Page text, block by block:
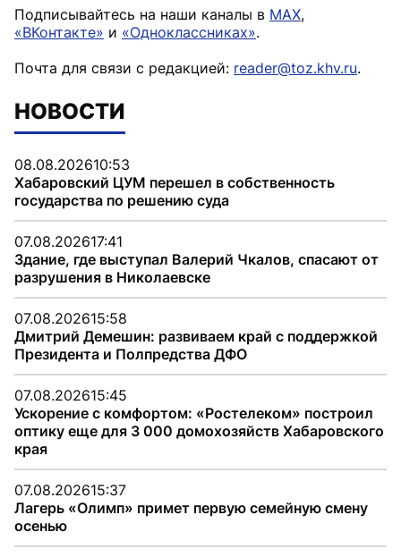
Подписывайтесь на наши каналы в MAX,
«ВКонтакте» и «Одноклассниках».
Почта для связи с редакцией: reader@toz.khv.ru.
НОВОСТИ
08.08.202610:53
Хабаровский ЦУМ перешел в собственность
государства по решению суда
07.08.202617:41
Здание, где выступал Валерий Чкалов, спасают от
разрушения в Николаевске
07.08.202615:58
Дмитрий Демешин: развиваем край с поддержкой
Президента и Полпредства ДФО
07.08.202615:45
Ускорение с комфортом: «Ростелеком» построил
оптику еще для 3 000 домохозяйств Хабаровского
края
07.08.202615:37
Лагерь «Олимп» примет первую семейную смену
осенью